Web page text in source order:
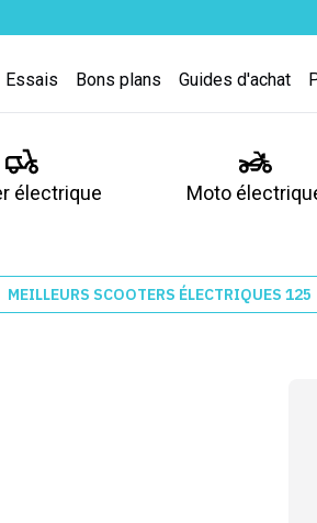
Essais Bons plans Guides d'achat
électrique Moto
MEILLEURS SCOOTERS ÉLECTRIQUES 125